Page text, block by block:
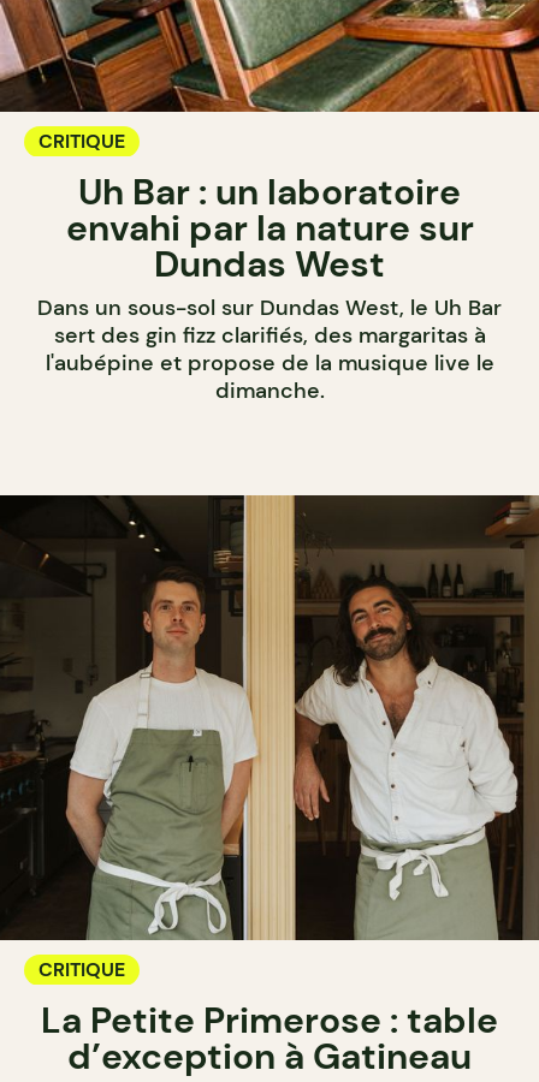
CRITIQUE
Uh Bar : un laboratoire
envahi par la nature sur
Dundas West
Dans un sous-sol sur Dundas West, le Uh Bar
sert des gin fizz clarifiés, des margaritas à
l'aubépine et propose de la musique live le
dimanche.
CRITIQUE
La Petite Primerose : table
d’exception à Gatineau